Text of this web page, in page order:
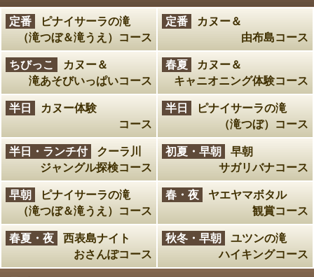
定番
ピナイサーラの滝
（滝つぼ＆滝うえ）コース
定番
カヌー＆
由布島コース
ちびっこ
カヌー＆
滝あそびいっぱいコース
春夏
カヌー＆
キャニオニング体験コース
半日
カヌー体験
コース
半日
ピナイサーラの滝
（滝つぼ）コース
半日・ランチ付
クーラ川
ジャングル探検コース
初夏・早朝
早朝
サガリバナコース
早朝
ピナイサーラの滝
（滝つぼ＆滝うえ）コース
春・夜
ヤエヤマボタル
観賞コース
春夏・夜
西表島ナイト
おさんぽコース
秋冬・早朝
ユツンの滝
ハイキングコース